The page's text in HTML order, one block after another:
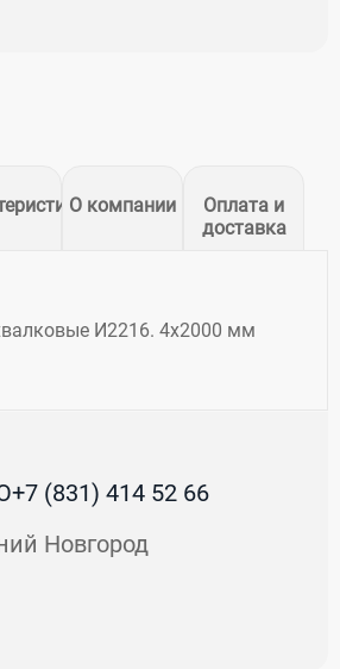
О компании
Оплата и
доставка
И2216. 4х2000 мм
+7 (831) 414 52 66
Новгород